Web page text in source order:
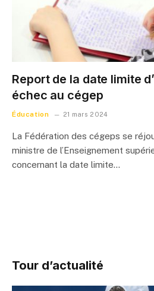
Report de la date limite
échec au cégep
Éducation 21 mars 2024
La Fédération des cégeps se
ministre de l’Enseignement
concernant la date limite…
Tour d’actualité